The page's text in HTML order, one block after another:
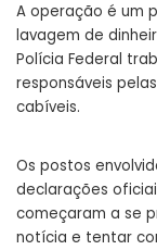
A operação é um
lavagem de
Polícia Federal
responsáveis
cabíveis.
Os postos
declarações
começaram a se
notícia e tentar